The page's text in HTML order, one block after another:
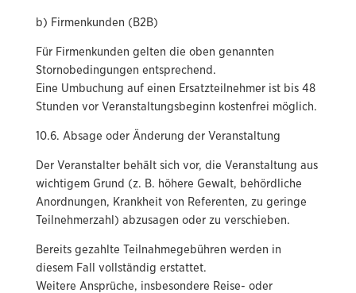
b) Firmenkunden (B2B)
Für Firmenkunden gelten die oben genannten
Stornobedingungen entsprechend.
Eine Umbuchung auf einen Ersatzteilnehmer ist bis 48
Stunden vor Veranstaltungsbeginn kostenfrei möglich.
10.6. Absage oder Änderung der Veranstaltung
Der Veranstalter behält sich vor, die Veranstaltung aus
wichtigem Grund (z. B. höhere Gewalt, behördliche
Anordnungen, Krankheit von Referenten, zu geringe
Teilnehmerzahl) abzusagen oder zu verschieben.
Bereits gezahlte Teilnahmegebühren werden in
diesem Fall vollständig erstattet.
Weitere Ansprüche, insbesondere Reise- oder